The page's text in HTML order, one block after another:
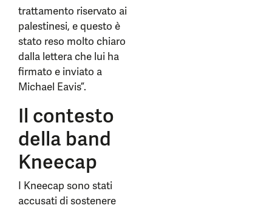
trattamento riservato ai
palestinesi, e questo è
stato reso molto chiaro
dalla lettera che lui ha
firmato e inviato a
Michael Eavis”.
Il contesto
della band
Kneecap
I Kneecap sono stati
accusati di sostenere